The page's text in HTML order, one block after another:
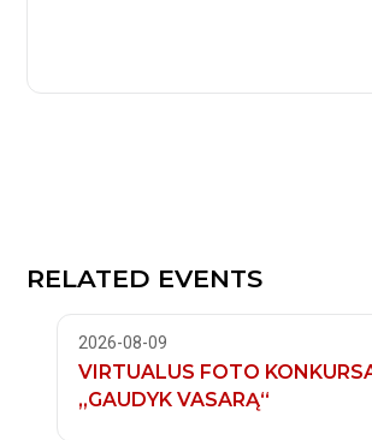
RELATED EVENTS
2026-08-09
VIRTUALUS FOTO
„GAUDYK VASARĄ“